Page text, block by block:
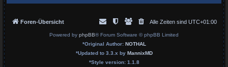
Foren-Übersicht Alle Zeiten sind UTC+01:00
Powered by phpBB® Forum Software © phpBB Limited
*Original Author: NOTHAL
*Updated to 3.3.x by MannixMD
*Style version: 1.1.8